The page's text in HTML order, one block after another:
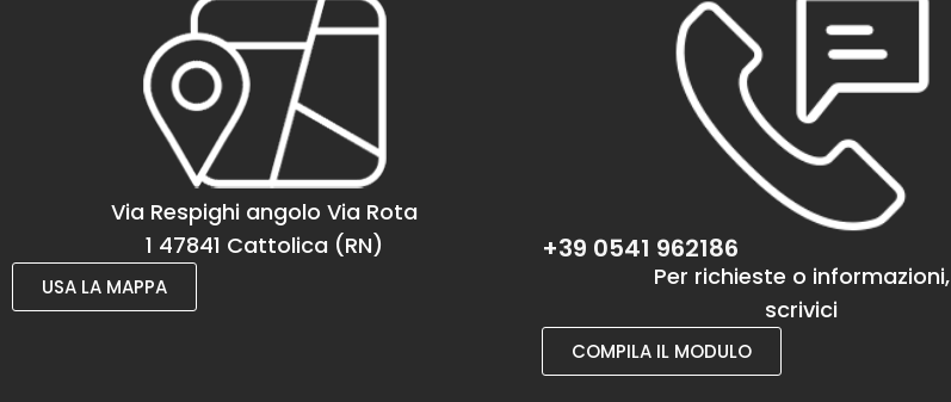
Via Respighi angolo Via Rota
1 47841 Cattolica (RN)
USA LA MAPPA
+39 0541 962186
Per richieste o informazioni,
scrivici
COMPILA IL MODULO